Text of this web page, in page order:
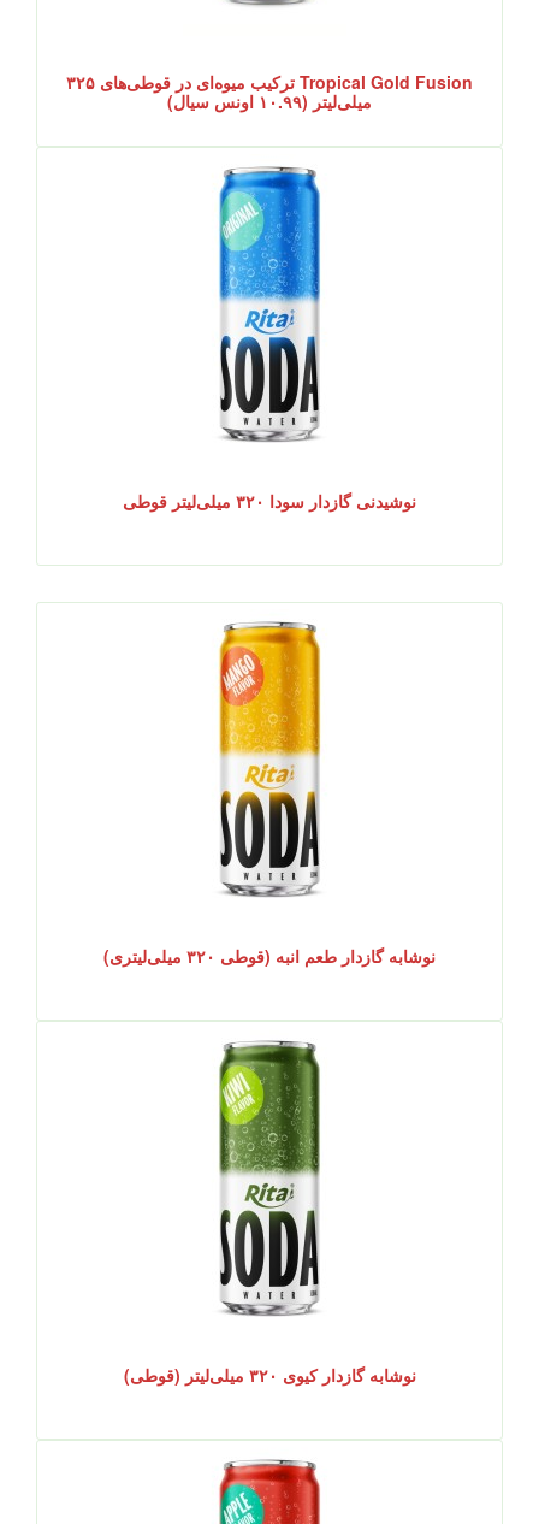
Tropical Gold Fusion ترکیب میوه‌ای در قوطی‌های ۳۲۵
میلی‌لیتر (۱۰.۹۹ اونس سیال)
نوشیدنی گازدار سودا ۳۲۰ میلی‌لیتر قوطی
نوشابه گازدار طعم انبه (قوطی ۳۲۰ میلی‌لیتری)
نوشابه گازدار کیوی ۳۲۰ میلی‌لیتر (قوطی)